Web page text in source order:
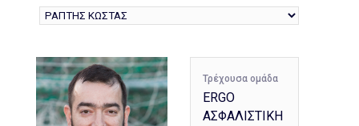
Τρέχουσα ομάδα
ERGO
ΑΣΦΑΛΙΣΤΙΚΗ